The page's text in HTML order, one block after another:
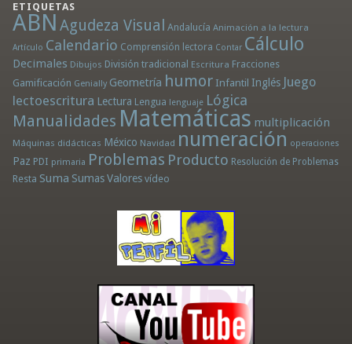
ETIQUETAS
ABN Agudeza Visual Andalucía Animación a la lectura
Artículo Calendario Comprensión lectora Contar Cálculo
Decimales Dibujos División tradicional Escritura Fracciones
Gamificación Genially Geometría humor Infantil Inglés Juego
lectoescritura Lectura Lengua lenguaje Lógica
Manualidades Matemáticas multiplicación
Máquinas didácticas México Navidad numeración operaciones
Paz PDI primaria Problemas Producto Resolución de Problemas
Resta Suma Sumas Valores vídeo